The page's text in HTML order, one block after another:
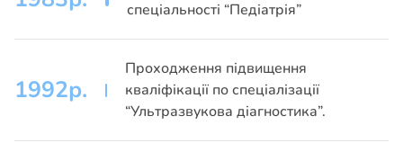
спеціальності “Педіатрія”
1992р.
Проходження підвищення
кваліфікації по спеціалізації
“Ультразвукова діагностика”.